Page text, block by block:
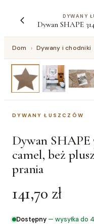
DYWANY
Dom › Dywany i chodniki
DYWANY ŁUSZCZÓW
Dywan SHAPE
camel, beż
prania
141,70 zł
Dostępny — wysyłka do